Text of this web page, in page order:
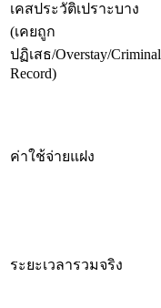
เคสประวัติเปราะบาง
(เคยถูก
ปฏิเสธ/Overstay/Criminal
Record)
ค่าใช้จ่ายแฝง
ระยะเวลารวมจริง